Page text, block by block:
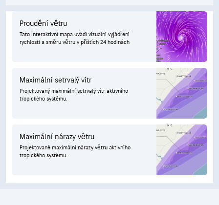
Proudění větru
Tato interaktivní mapa uvádí vizuální vyjádření
rychlosti a směru větru v příštích 24 hodinách
Maximální setrvalý vítr
Projektovaný maximální setrvalý vítr aktivního
tropického systému.
Maximální nárazy větru
Projektované maximální nárazy větru aktivního
tropického systému.